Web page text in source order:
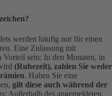
werden häufig nur für einen
Eine Zulassung mit
Vorteil sein: In den Monaten, in
(Ruhezeit), zahlen Sie weder
. Haben Sie eine
gilt diese auch während der
Außerhalb des angemeldeten